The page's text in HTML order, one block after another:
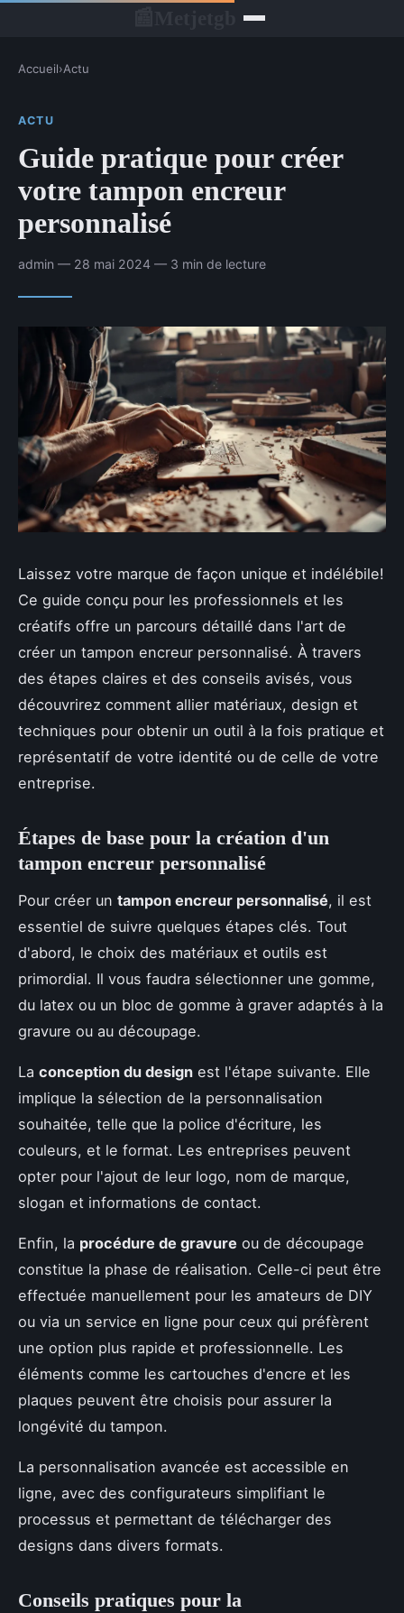
Accueil›Actu
ACTU
Guide pratique pour créer
votre tampon encreur
personnalisé
admin — 28 mai 2024 — 3 min de lecture
Laissez votre marque de façon unique et indélébile!
Ce guide conçu pour les professionnels et les
créatifs offre un parcours détaillé dans l'art de
créer un tampon encreur personnalisé. À travers
des étapes claires et des conseils avisés, vous
découvrirez comment allier matériaux, design et
techniques pour obtenir un outil à la fois pratique et
représentatif de votre identité ou de celle de votre
entreprise.
Étapes de base pour la création d'un
tampon encreur personnalisé
Pour créer un tampon encreur personnalisé, il est
essentiel de suivre quelques étapes clés. Tout
d'abord, le choix des matériaux et outils est
primordial. Il vous faudra sélectionner une gomme,
du latex ou un bloc de gomme à graver adaptés à la
gravure ou au découpage.
La conception du design est l'étape suivante. Elle
implique la sélection de la personnalisation
souhaitée, telle que la police d'écriture, les
couleurs, et le format. Les entreprises peuvent
opter pour l'ajout de leur logo, nom de marque,
slogan et informations de contact.
Enfin, la procédure de gravure ou de découpage
constitue la phase de réalisation. Celle-ci peut être
effectuée manuellement pour les amateurs de DIY
ou via un service en ligne pour ceux qui préfèrent
une option plus rapide et professionnelle. Les
éléments comme les cartouches d'encre et les
plaques peuvent être choisis pour assurer la
longévité du tampon.
La personnalisation avancée est accessible en
ligne, avec des configurateurs simplifiant le
processus et permettant de télécharger des
designs dans divers formats.
Conseils pratiques pour la